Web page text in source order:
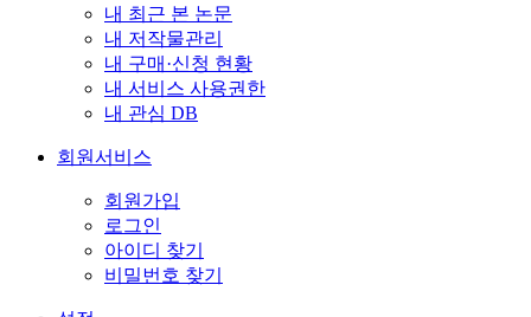
내 최근 본 논문
내 저작물관리
내 구매·신청 현황
내 서비스 사용권한
내 관심 DB
회원서비스
회원가입
로그인
아이디 찾기
비밀번호 찾기